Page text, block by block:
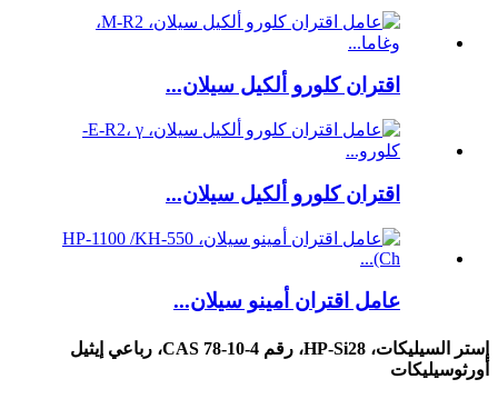
اقتران كلورو ألكيل سيلان...
اقتران كلورو ألكيل سيلان...
عامل اقتران أمينو سيلان...
إستر السيليكات، HP-Si28، رقم CAS 78-10-4، رباعي إيثيل
أورثوسيليكات